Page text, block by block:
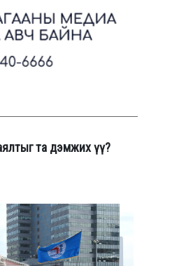
та дэмжих үү?